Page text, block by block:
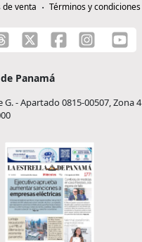
de venta
Términos y condiciones
Panamá
- Apartado 0815-00507, Zona 4